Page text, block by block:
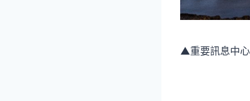
▲重要訊息中